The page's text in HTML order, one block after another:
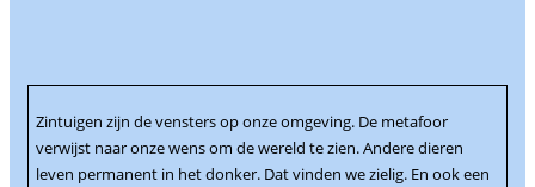
Zintuigen zijn de vensters op onze omgeving. De metafoor
verwijst naar onze wens om de wereld te zien. Andere dieren
leven permanent in het donker. Dat vinden we zielig. En ook een